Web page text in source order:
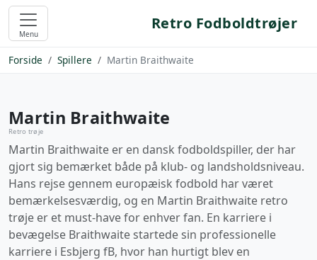
Menu
Retro Fodboldtrøjer
Forside Spillere Martin Braithwaite
Martin Braithwaite
Retro trøje
Martin Braithwaite er en dansk fodboldspiller, der har
gjort sig bemærket både på klub- og landsholdsniveau.
Hans rejse gennem europæisk fodbold har været
bemærkelsesværdig, og en Martin Braithwaite retro
trøje er et must-have for enhver fan. En karriere i
bevægelse Braithwaite startede sin professionelle
karriere i Esbjerg fB, hvor han hurtigt blev en